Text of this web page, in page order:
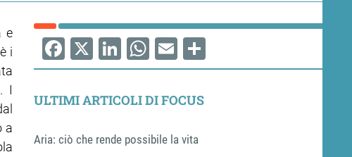
e
i
I
a
Facebook
X LinkedIn
WhatsApp
EmailShare
ULTIMI ARTICOLI DI FOCUS
Aria: ciò che rende possibile la vita